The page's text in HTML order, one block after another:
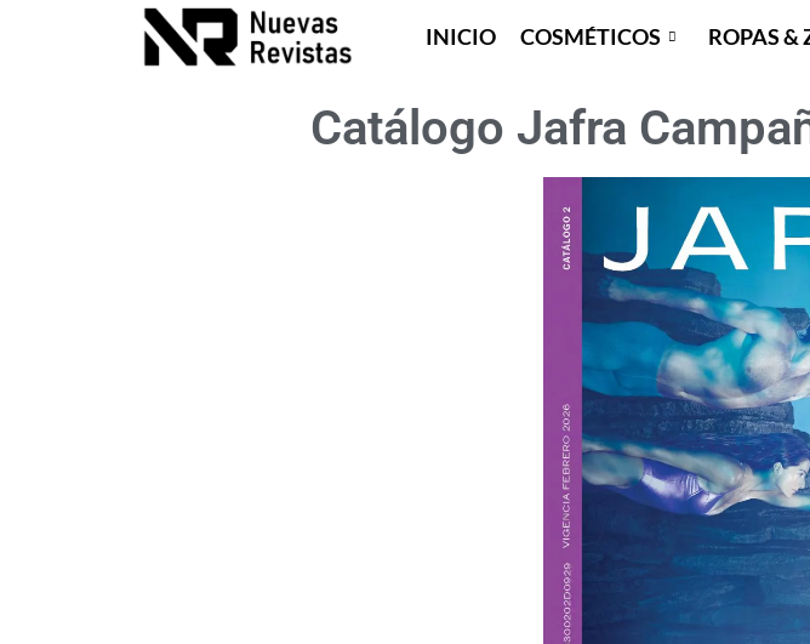
INICIO COSMÉTICOS ROPAS &
Catálogo Jafra